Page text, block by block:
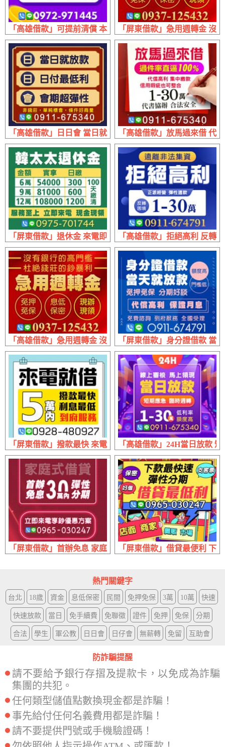
「高雄借款」可提前清償 本金+利息 | 50萬內 免押免保
「屏東借款」急用週轉金 沒
「高雄借款」日日會 當日就放款 | 日付最低利 會期超彈性
「高雄借款」放馬過來借 代
「屏東借款」退休金 來電即借 | 6萬實拿54000日繳300 9萬實
「高雄借款」拒絕高利 反轉
「高雄借款」急用週轉金 沒有銀行高門檻 | 拒絕錢莊的暴利
「屏東借款」身分證借款 當
「屏東借款」撥款最快 來電就借 | 5萬內 利息最低到府服務
「高雄借款」24H當日放款
「屏東借款」首辦免息 家庭式借貸 | 30萬內 立即來電享優惠
「屏東借款」借貸最便利 下
熱門關鍵字
台北 18歲 資金 息低保密 民間 免押免保 3萬 10萬 快速
快速放款 當日 免手續費 免聯徵 證件 免押 免保 分期
合法 學生 軍公教 日日會 日仔會 無薪轉 免留 互助會
防詐騙提醒
請不要給予銀行存摺及提款卡，以免成為詐騙
集團的共犯。
任何類型儲值點數換現金都是詐騙！
事先給付任何名義費用都是詐騙！
請不要提供門號或手機驗證碼！